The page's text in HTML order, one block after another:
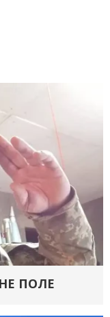
ПОЛЕ